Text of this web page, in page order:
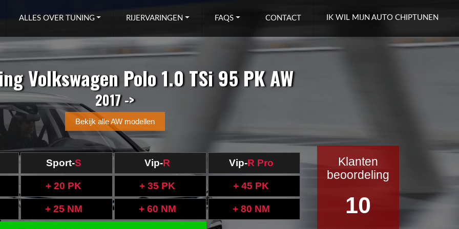
ALLES OVER TUNING RIJERVARINGEN FAQS CONTACT IK WIL MIJN AUTO CHIPTUNEN
Volkswagen Polo 1.0 TSi 95 PK AW
2017 ->
Bekijk alle AW modellen
Sport-S Vip-R Vip-R Pro
+ 20 PK + 35 PK + 45 PK
+ 25 NM + 60 NM + 80 NM
Klanten
beoordeling
10